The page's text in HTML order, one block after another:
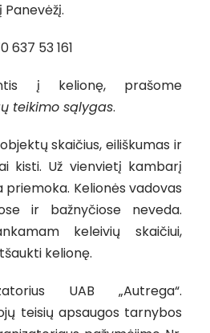
637 53 161
į kelionę, prašome
teikimo sąlygas.
skaičius, eiliškumas ir
kisti. Už vienvietį kambarį
Kelionės vadovas
ir bažnyčiose neveda.
keleivių skaičiui,
kelionę.
UAB „Autrega“.
teisių apsaugos tarnybos